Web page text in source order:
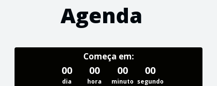
Agenda
Começa em:
00
dia
00
hora
00
minuto
00
segundo